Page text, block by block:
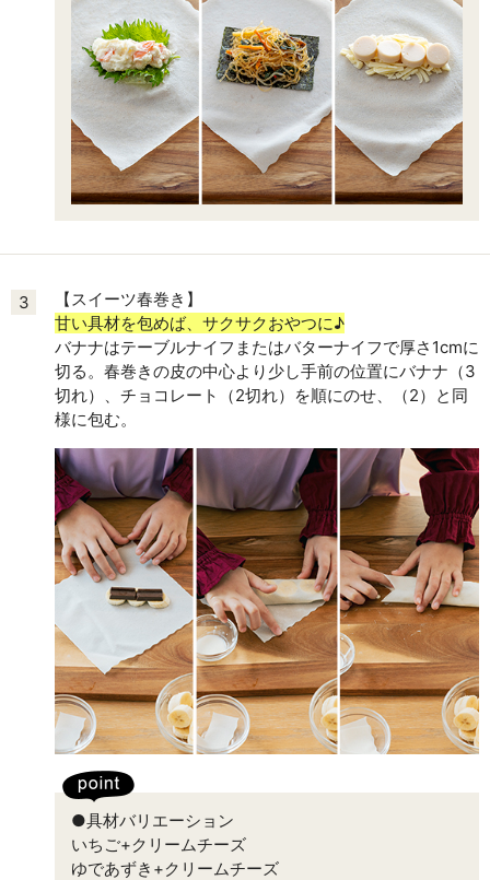
3
【スイーツ春巻き】
甘い具材を包めば、サクサクおやつに♪
バナナはテーブルナイフまたはバターナイフで厚さ1cmに
切る。春巻きの皮の中心より少し手前の位置にバナナ（3
切れ）、チョコレート（2切れ）を順にのせ、（2）と同
様に包む。
●具材バリエーション
いちご+クリームチーズ
ゆであずき+クリームチーズ